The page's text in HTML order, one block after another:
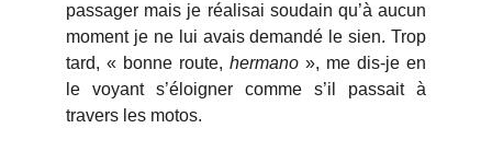
passager mais je réalisai soudain qu’à aucun
moment je ne lui avais demandé le sien. Trop
tard, « bonne route, hermano », me dis-je en
le voyant s’éloigner comme s’il passait à
travers les motos.